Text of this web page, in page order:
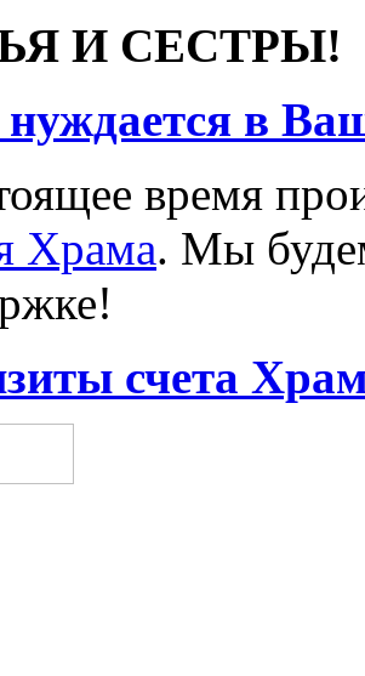
И СЕСТРЫ!
в
время
Храма. Мы
счета